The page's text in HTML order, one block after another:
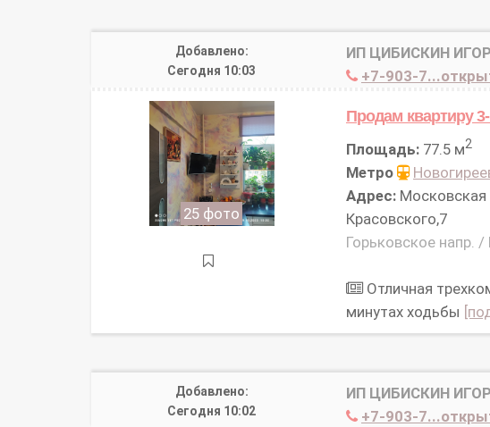
Добавлено:
Сегодня 10:03
ИП ЦИБИСКИН
+7-903-
25 фото
Продам квартиру
Площадь:77.5 м2
Метро
Адрес:Московская
Красовского,7
Горьковское напр.
Отличная
минутах ходьбы
Добавлено:
Сегодня 10:02
ИП ЦИБИСКИН
+7-903-